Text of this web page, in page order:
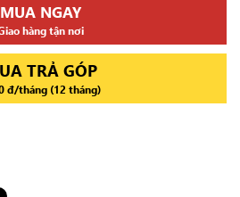
MUA NGAY
hàng tận nơi
TRẢ GÓP
đ/tháng (12 tháng)